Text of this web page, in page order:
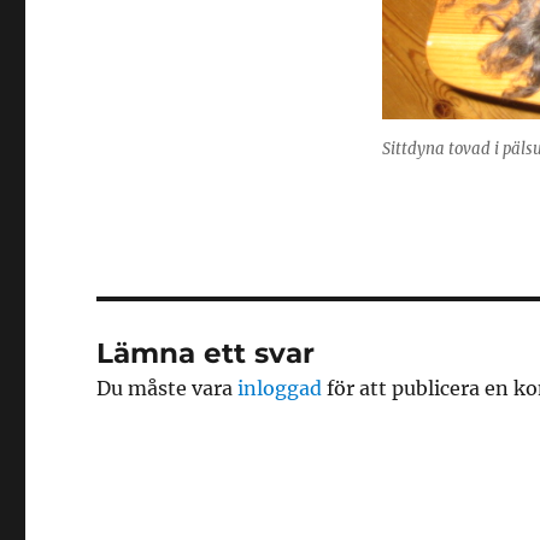
Sittdyna tovad i
Lämna ett svar
Du måste varainloggad för att publicera en